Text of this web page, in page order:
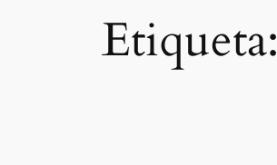
Etiqueta: